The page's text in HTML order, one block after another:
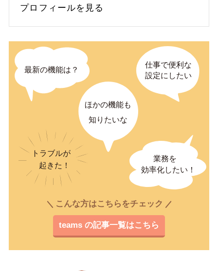
プロフィールを見る
こんな方はこちらをチェック
teams の記事一覧はこちら